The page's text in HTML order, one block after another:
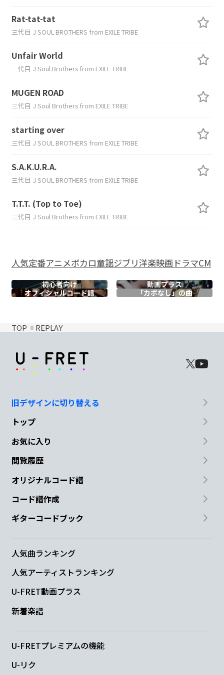
Rat-tat-tat
三代目 J SOUL BROTHERS from EXILE TRIBE
Unfair World
三代目 J Soul Brothers from EXILE TRIBE
MUGEN ROAD
三代目 J Soul Brothers from EXILE TRIBE
starting over
三代目 J SOUL BROTHERS from EXILE TRIBE
S.A.K.U.R.A.
三代目 J SOUL BROTHERS from EXILE TRIBE
T.T.T. (Top to Toe)
三代目 J Soul Brothers from EXILE TRIBE
人気定番アニメボカロ童謡ジブリ洋楽映画ドラマCM
初心者向け
動画プラス
オフィシャルコード譜 「カポなし」の曲
TOP REPLAY
旧デザインに切り替える
トップ
お気に入り
閲覧履歴
オリジナルコード譜
コード譜作成
ギターコードブック
人気曲ランキング
人気アーティストランキング
U-FRET動画プラス
新着楽譜
U-FRETプレミアムの機能
U-リク